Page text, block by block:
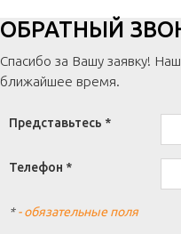
ОБРАТНЫЙ
Спасибо за Вашу заявку!
ближайшее время.
Представьтесь *
Телефон *
*- обязательные поля